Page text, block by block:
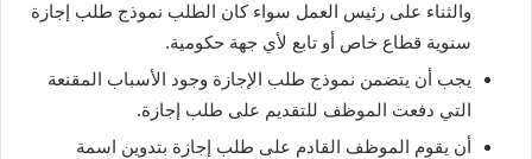
والثناء على رئيس العمل سواء كان الطلب نموذج طلب إجازة
سنوية قطاع خاص أو تابع لأي جهة حكومية.
يجب أن يتضمن نموذج طلب الإجازة وجود الأسباب المقنعة
التي دفعت الموظف للتقديم على طلب إجازة.
أن يقوم الموظف القادم على طلب إجازة بتدوين اسمة